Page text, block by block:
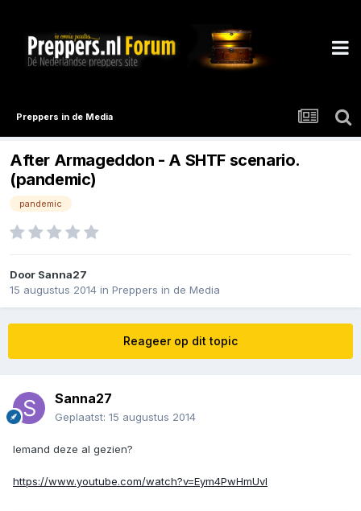
Preppers in de Media
After Armageddon - A SHTF scenario.
(pandemic)
pandemic
Door Sanna27
15 augustus 2014 in Preppers in de Media
Reageer op dit topic
Sanna27
Geplaatst: 15 augustus 2014
Iemand deze al gezien?
https://www.youtube.com/watch?v=Eym4PwHmUvI